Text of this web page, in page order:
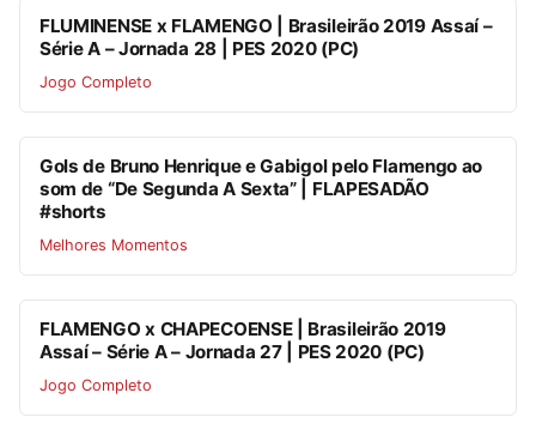
FLUMINENSE x FLAMENGO | Brasileirão 2019 Assaí –
Série A – Jornada 28 | PES 2020 (PC)
Jogo Completo
Gols de Bruno Henrique e Gabigol pelo Flamengo ao
som de “De Segunda A Sexta” | FLAPESADÃO
#shorts
Melhores Momentos
FLAMENGO x CHAPECOENSE | Brasileirão 2019
Assaí – Série A – Jornada 27 | PES 2020 (PC)
Jogo Completo